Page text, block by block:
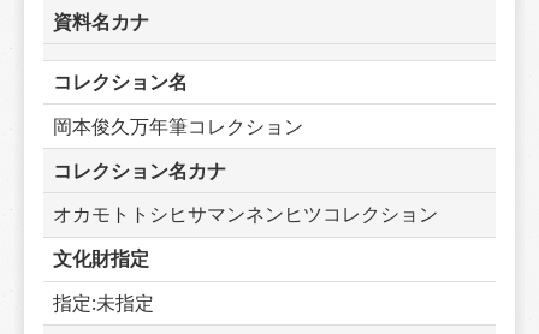
資料名カナ
コレクション名
岡本俊久万年筆コレクション
コレクション名カナ
オカモトトシヒサマンネンヒツコレクション
文化財指定
指定:未指定